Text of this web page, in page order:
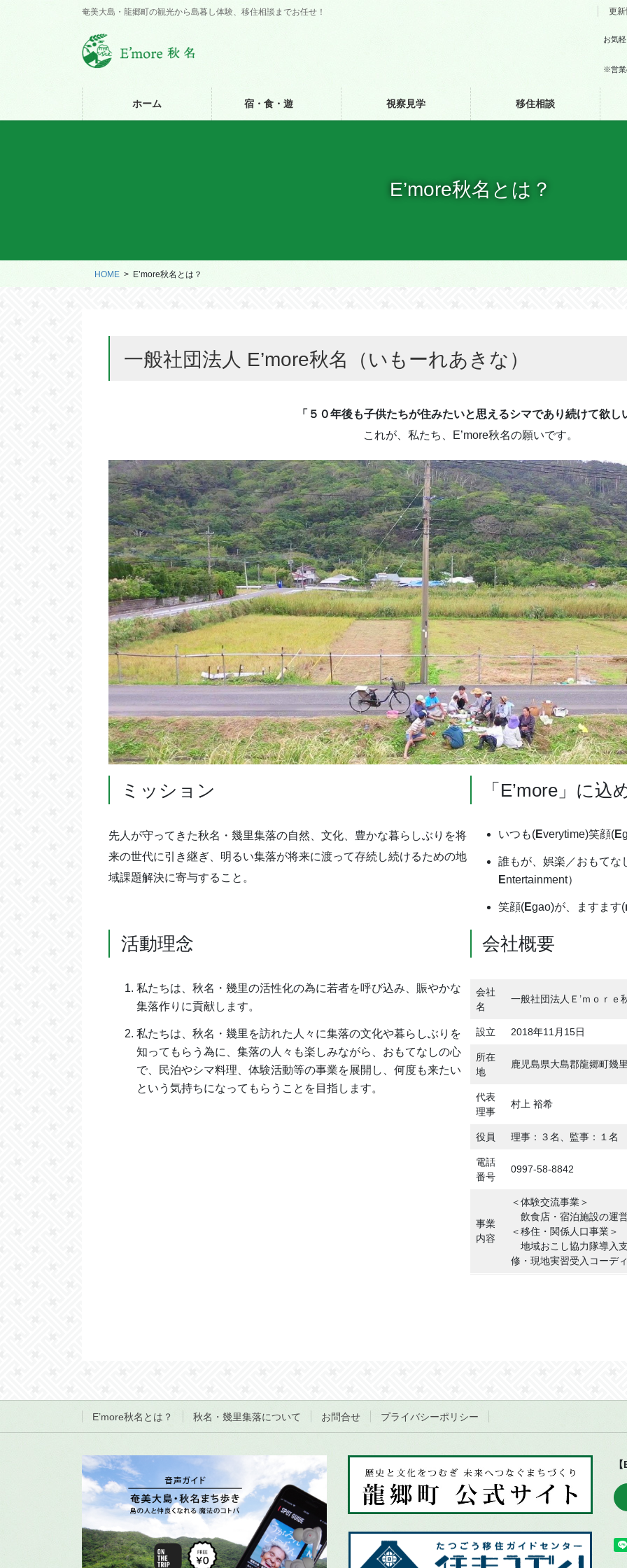
奄美大島・龍郷町の観光から島暮し体験、移住相談までお任せ！ 更
お気
※営業
ホーム 宿・食・遊 視察見学 移住相談
E’more秋名とは？
HOME E’more秋名とは？
一般社団法人 E’more秋名（いもーれあきな）
「５０年後も子供たちが住みたいと思えるシマであり続けて欲し
これが、私たち、E’more秋名の願いです。
ミッション
先人が守ってきた秋名・幾里集落の自然、文化、豊かな暮らしぶりを将
来の世代に引き継ぎ、明るい集落が将来に渡って存続し続けるための地
域課題解決に寄与すること。
「E’more」に
いつも(Everytime)笑顔(E
誰もが、娯楽／おもてな
Entertainment）
笑顔(Egao)が、ますます(
活動理念
私たちは、秋名・幾里の活性化の為に若者を呼び込み、賑やかな
集落作りに貢献します。
私たちは、秋名・幾里を訪れた人々に集落の文化や暮らしぶりを
知ってもらう為に、集落の人々も楽しみながら、おもてなしの心
で、民泊やシマ料理、体験活動等の事業を展開し、何度も来たい
という気持ちになってもらうことを目指します。
会社概要
会社
名
一般社団法人Ｅ’ｍｏｒｅ
設立 2018年11月15日
所在
地
鹿児島県大島郡龍郷町幾
代表
理事
村上 裕希
役員 理事：３名、監事：１名
電話
番号
0997-58-8842
事業
内容
＜体験交流事業＞
飲食店・宿泊施設の運
＜移住・関係人口事業＞
地域おこし協力隊導入
修・現地実習受入コーデ
E’more秋名とは？ 秋名・幾里集落について お問合せ プライバシーポリシー